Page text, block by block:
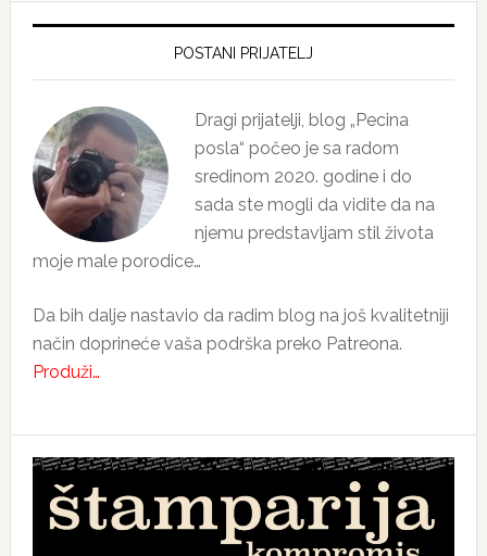
Primary
POSTANI PRIJATELJ
Dragi prijatelji, blog „Pecina
posla“ počeo je sa radom
sredinom 2020. godine i do
sada ste mogli da vidite da na
njemu predstavljam stil života
moje male porodice…
Da bih dalje nastavio da radim blog na još kvalitetniji
način doprineće vaša podrška preko Patreona.
Produži…